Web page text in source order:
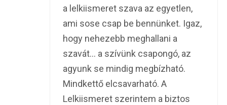
a lelkiismeret szava az egyetlen,
ami sose csap be bennünket. Igaz,
hogy nehezebb meghallani a
szavát… a szívünk csapongó, az
agyunk se mindig megbízható.
Mindkettő elcsavarható. A
Lelkiismeret szerintem a biztos